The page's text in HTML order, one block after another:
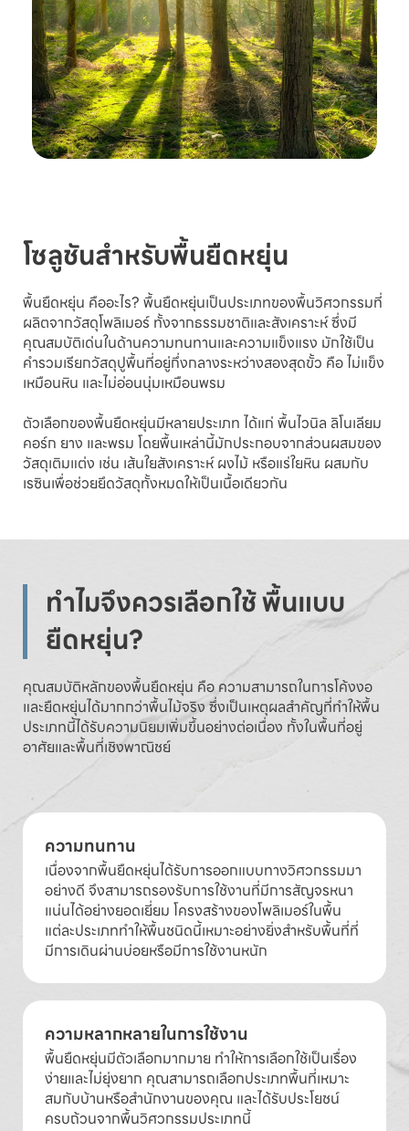
โซลูชันสำหรับพื้นยืดหยุ่น
พื้นยืดหยุ่น คืออะไร? พื้นยืดหยุ่นเป็นประเภทของพื้นวิศวกรรมที่
ผลิตจากวัสดุโพลิเมอร์ ทั้งจากธรรมชาติและสังเคราะห์ ซึ่งมี
คุณสมบัติเด่นในด้านความทนทานและความแข็งแรง มักใช้เป็น
คำรวมเรียกวัสดุปูพื้นที่อยู่กึ่งกลางระหว่างสองสุดขั้ว คือ ไม่แข็ง
เหมือนหิน และไม่อ่อนนุ่มเหมือนพรม
ตัวเลือกของพื้นยืดหยุ่นมีหลายประเภท ได้แก่ พื้นไวนิล ลิโนเลียม
คอร์ก ยาง และพรม โดยพื้นเหล่านี้มักประกอบจากส่วนผสมของ
วัสดุเติมแต่ง เช่น เส้นใยสังเคราะห์ ผงไม้ หรือแร่ใยหิน ผสมกับ
เรซินเพื่อช่วยยึดวัสดุทั้งหมดให้เป็นเนื้อเดียวกัน
ทำไมจึงควรเลือกใช้ พื้นแบบ
ยืดหยุ่น?
คุณสมบัติหลักของพื้นยืดหยุ่น คือ ความสามารถในการโค้งงอ
และยืดหยุ่นได้มากกว่าพื้นไม้จริง ซึ่งเป็นเหตุผลสำคัญที่ทำให้พื้น
ประเภทนี้ได้รับความนิยมเพิ่มขึ้นอย่างต่อเนื่อง ทั้งในพื้นที่อยู่
อาศัยและพื้นที่เชิงพาณิชย์
ความทนทาน
เนื่องจากพื้นยืดหยุ่นได้รับการออกแบบทางวิศวกรรมมา
อย่างดี จึงสามารถรองรับการใช้งานที่มีการสัญจรหนา
แน่นได้อย่างยอดเยี่ยม โครงสร้างของโพลิเมอร์ในพื้น
แต่ละประเภททำให้พื้นชนิดนี้เหมาะอย่างยิ่งสำหรับพื้นที่ที่
มีการเดินผ่านบ่อยหรือมีการใช้งานหนัก
ความหลากหลายในการใช้งาน
พื้นยืดหยุ่นมีตัวเลือกมากมาย ทำให้การเลือกใช้เป็นเรื่อง
ง่ายและไม่ยุ่งยาก คุณสามารถเลือกประเภทพื้นที่เหมาะ
สมกับบ้านหรือสำนักงานของคุณ และได้รับประโยชน์
ครบถ้วนจากพื้นวิศวกรรมประเภทนี้